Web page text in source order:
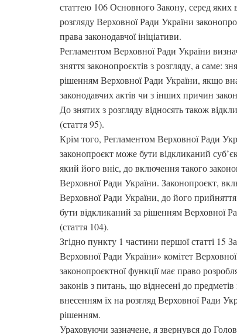
статтею 106 Основного Закону, серед яких
розгляду Верховної Ради України
права законодавчої ініціативи.
Регламентом Верховної Ради України
зняття законопроєктів з розгляду, а саме:
рішенням Верховної Ради України, якщо
законодавчих актів чи з інших причин
До знятих з розгляду відносять також
(стаття 95).
Крім того, Регламентом Верховної Ради
законопроєкт може бути відкликаний
який його вніс, до включення такого
Верховної Ради України. Законопроєкт,
Верховної Ради України, до його
бути відкликаний за рішенням Верховної
(стаття 104).
Згідно пункту 1 частини першої статті 15
Верховної Ради України» комітет
законопроєктної функції має право
законів з питань, що віднесені до
внесенням їх на розгляд Верховної Ради
рішенням.
Ураховуючи зазначене, я звернувся до